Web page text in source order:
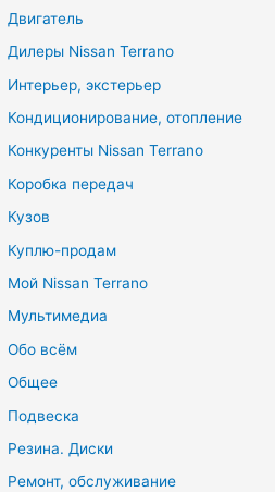
Двигатель
Дилеры Nissan Terrano
Интерьер, экстерьер
Кондиционирование, отопление
Конкуренты Nissan Terrano
Коробка передач
Кузов
Куплю-продам
Мой Nissan Terrano
Мультимедиа
Обо всём
Общее
Подвеска
Резина. Диски
Ремонт, обслуживание